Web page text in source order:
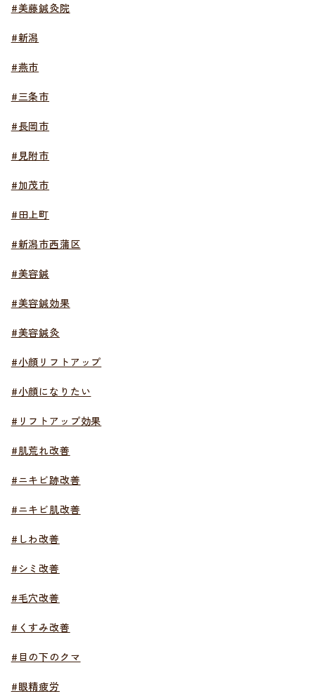
#美藤鍼灸院
#新潟
#燕市
#三条市
#長岡市
#見附市
#加茂市
#田上町
#新潟市西蒲区
#美容鍼
#美容鍼効果
#美容鍼灸
#小顔リフトアップ
#小顔になりたい
#リフトアップ効果
#肌荒れ改善
#ニキビ跡改善
#ニキビ肌改善
#しわ改善
#シミ改善
#毛穴改善
#くすみ改善
#目の下のクマ
#眼精疲労